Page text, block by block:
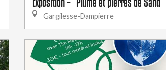
Gargilesse-Dampierre